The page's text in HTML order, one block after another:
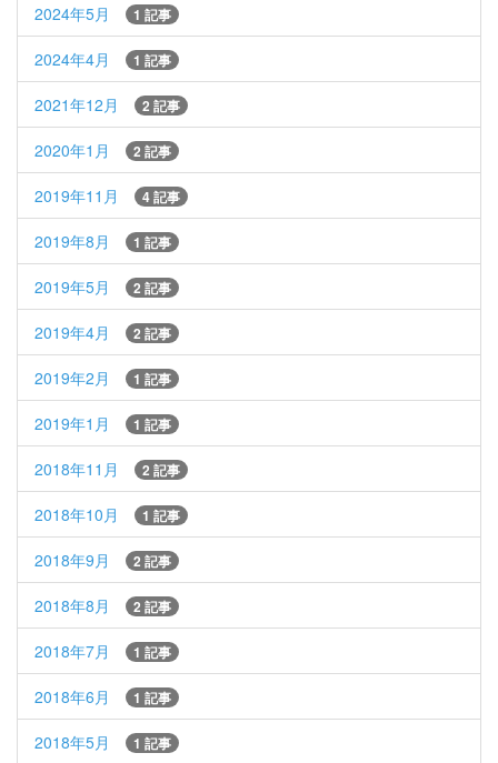
2024年5月 1 記事
2024年4月 1 記事
2021年12月 2 記事
2020年1月 2 記事
2019年11月 4 記事
2019年8月 1 記事
2019年5月 2 記事
2019年4月 2 記事
2019年2月 1 記事
2019年1月 1 記事
2018年11月 2 記事
2018年10月 1 記事
2018年9月 2 記事
2018年8月 2 記事
2018年7月 1 記事
2018年6月 1 記事
2018年5月 1 記事